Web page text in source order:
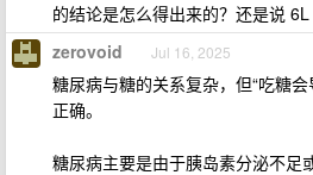
的结论是怎么得出来的？还是说 6L
zerovoid Jul 16, 2025
糖尿病与糖的关系复杂，但“吃糖
正确。
糖尿病主要是由于胰岛素分泌不足